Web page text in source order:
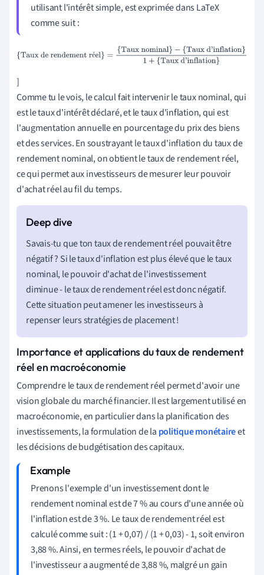
utilisant l'intérêt simple, est exprimée dans LaTeX
comme suit :
é
{Taux de rendement réel}={Taux nominal}−{Taux
{Taux d'inflation}
]
Comme tu le vois, le calcul fait intervenir le taux nominal, qui
est le taux d'intérêt déclaré, et le taux d'inflation, qui est
l'augmentation annuelle en pourcentage du prix des biens
et des services. En soustrayant le taux d'inflation du taux de
rendement nominal, on obtient le taux de rendement réel,
ce qui permet aux investisseurs de mesurer leur pouvoir
d'achat réel au fil du temps.
Savais-tu que ton taux de rendement réel pouvait être
négatif ? Si le taux d'inflation est plus élevé que le taux
nominal, le pouvoir d'achat de l'investissement
diminue - le taux de rendement réel est donc négatif.
Cette situation peut amener les investisseurs à
repenser leurs stratégies de placement !
Importance et applications du taux de rendement
réel en macroéconomie
Comprendre le taux de rendement réel permet d'avoir une
vision globale du marché financier. Il est largement utilisé en
macroéconomie, en particulier dans la planification des
investissements, la formulation de la politique monétaireet
les décisions de budgétisation des capitaux.
Prenons l'exemple d'un investissement dont le
rendement nominal est de 7 % au cours d'une année où
l'inflation est de 3 %. Le taux de rendement réel est
calculé comme suit : (1 + 0,07) / (1 + 0,03) - 1, soit environ
3,88 %. Ainsi, en termes réels, le pouvoir d'achat de
l'investisseur a augmenté de 3,88 %, malgré un gain